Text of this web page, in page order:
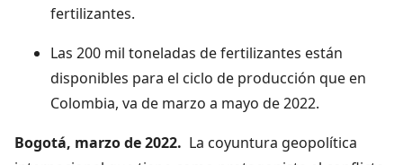
fertilizantes.
Las 200 mil toneladas de fertilizantes están
disponibles para el ciclo de producción que en
Colombia, va de marzo a mayo de 2022.
Bogotá, marzo de 2022. La coyuntura geopolítica